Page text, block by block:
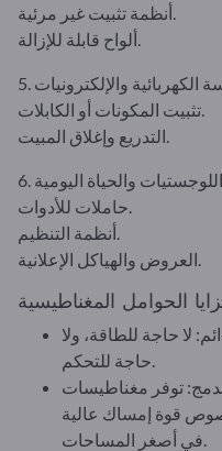
أنظمة تثبيت غير مرئية.
ألواح قابلة للإزالة.
تثبيت المكونات أو الكابلات.
التدريع وإغلاق المبيت.
حاملات للأدوات.
أنظمة التنظيم.
العروض والهياكل الإعلانية.
لا حاجة للطاقة، ولا
حاجة للتحكم.
توفر مغناطيسات
قوة إمساك عالية
في أصغر المساحات.